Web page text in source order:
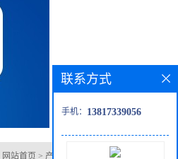
网站首页 > 产品展厅 四氟氢醌
联系方式
手机： 13817339056